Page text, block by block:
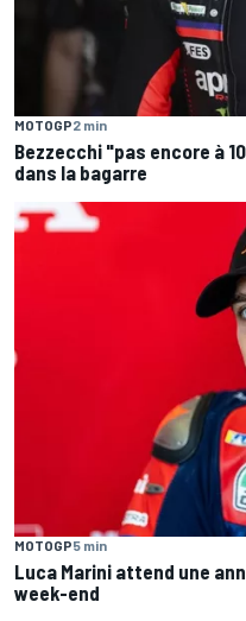
MOTOGP2 min
Bezzecchi "pas encore à
dans la bagarre
MOTOGP5 min
Luca Marini attend une
week-end